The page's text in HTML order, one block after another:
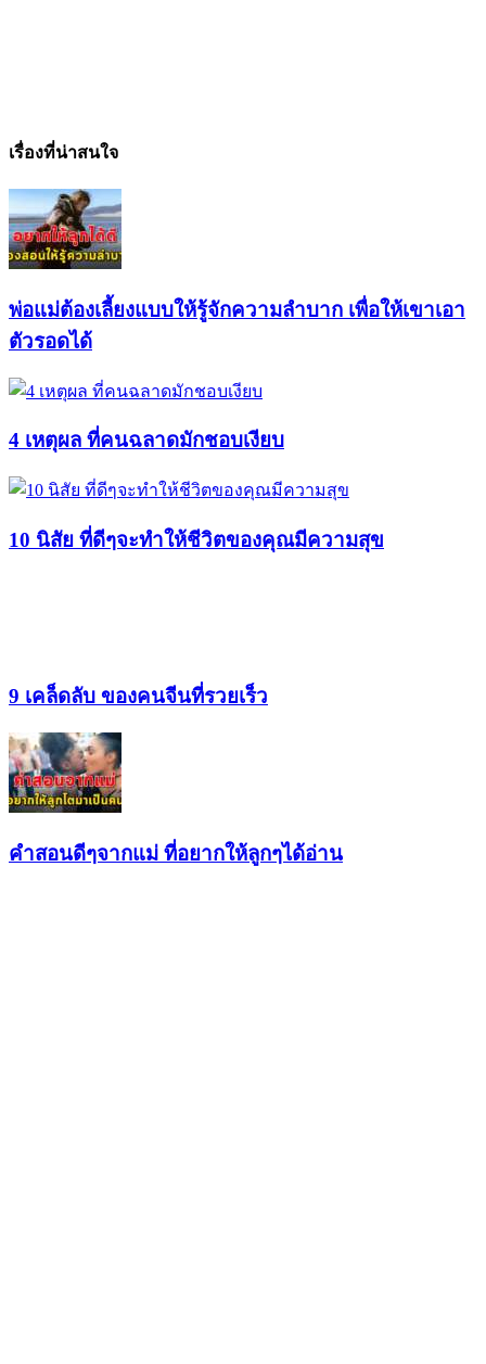
เรื่องที่น่าสนใจ
พ่อแม่ต้องเลี้ยงแบบให้รู้จักความลำบาก เพื่อให้เขาเอา
ตัวรอดได้
4 เหตุผล ที่คนฉลาดมักชอบเงียบ
10 นิสัย ที่ดีๆจะทำให้ชีวิตของคุณมีความสุข
9 เคล็ดลับ ของคนจีนที่รวยเร็ว
คำสอนดีๆจากแม่ ที่อยากให้ลูกๆได้อ่าน